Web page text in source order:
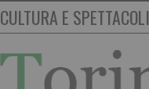
CULTURA E SPETTACOLI